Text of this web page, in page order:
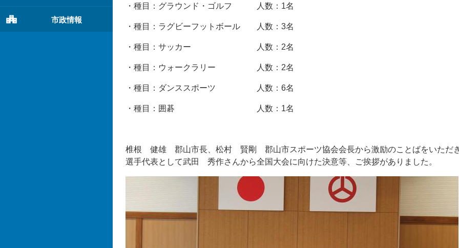
市政情報
・種目：グラウンド・ゴルフ 人数：1名
・種目：ラグビーフットボール 人数：3名
・種目：サッカー 人数：2名
・種目：ウォークラリー 人数：2名
・種目：ダンススポーツ 人数：6名
・種目：囲碁 人数：1名
椎根 健雄 郡山市長、松村 賢剛 郡山市スポーツ協会会長から激励のことばをいただき
選手代表として武田 秀作さんから全国大会に向けた決意等、ご挨拶がありました。